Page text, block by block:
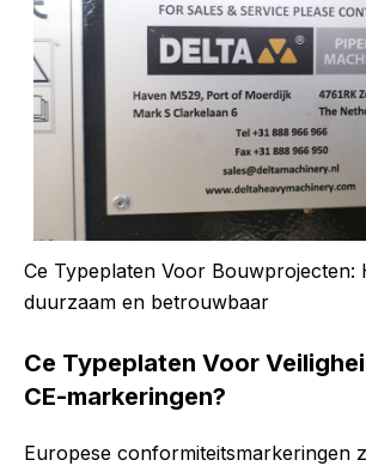
Ce Typeplaten Voor Bouwprojecten:
duurzaam en betrouwbaar
Ce Typeplaten Voor
CE-markeringen?
Europese conformiteitsmarkeringen